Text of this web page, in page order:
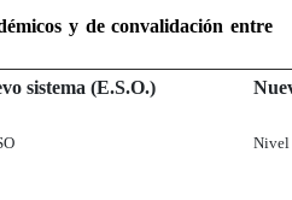
y de convalidación entre
sistema (E.S.O.)
Nivel